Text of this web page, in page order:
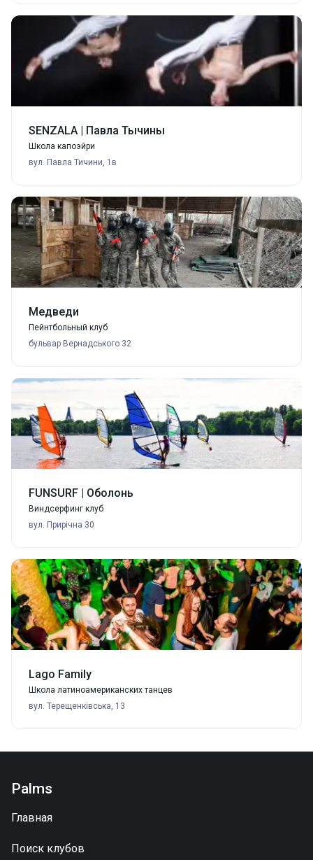
SENZALA | Павла Тычины
Школа капоэйри
вул. Павла Тичини, 1в
Медведи
Пейнтбольный клуб
бульвар Вернадського 32
FUNSURF | Оболонь
Виндсерфинг клуб
вул. Прирічна 30
Lago Family
Школа латиноамериканских танцев
вул. Терещенківська, 13
Palms
Главная
Поиск клубов